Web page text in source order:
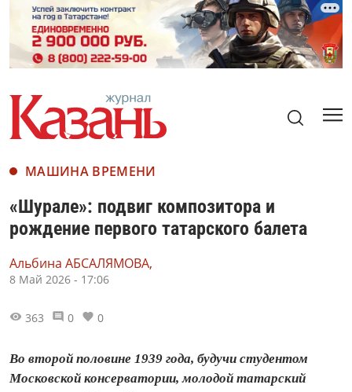
МАШИНА ВРЕМЕНИ
«Шурале»: подвиг композитора и
рождение первого татарского балета
Альбина АБСАЛЯМОВА,
8 Май 2026 - 17:06
363 0 0
Во второй половине 1939 года, будучи студентом
Московской консерватории, молодой татарский